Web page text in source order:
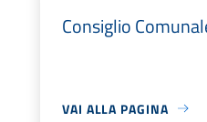
Consiglio
VAI ALLA PAGINA